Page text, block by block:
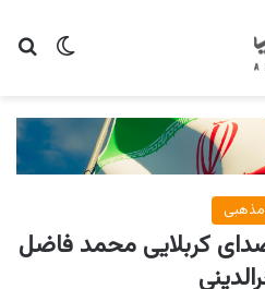
تغییر
مذهبی
کربلایی محمد فاضل